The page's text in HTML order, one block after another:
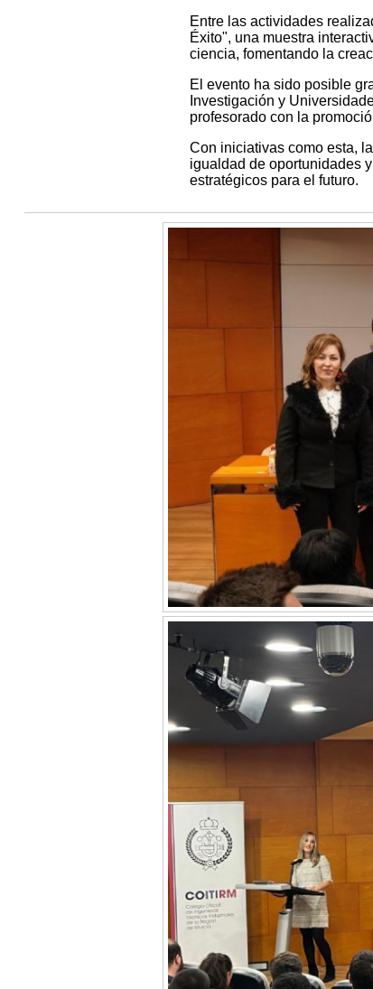
Entre las actividades
Éxito", una muestra
ciencia, fomentando la
El evento ha sido posible
Investigación y
profesorado con la
Con iniciativas como esta,
igualdad de oportunidades
estratégicos para el futuro.